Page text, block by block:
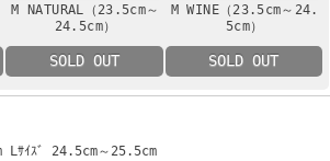
M NATURAL（23.5cm～
24.5cm）
SOLD OUT
M WINE（23.5cm～24.
5cm）
SOLD OUT
Lｻｲｽﾞ 24.5cm～25.5cm